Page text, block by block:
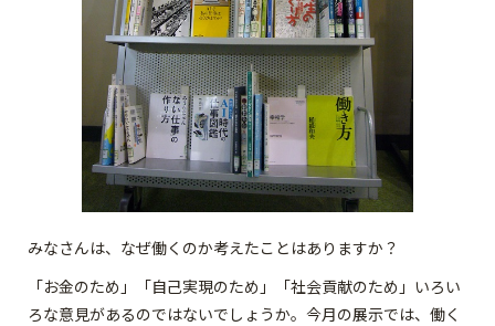
みなさんは、なぜ働くのか考えたことはありますか？
「お金のため」「自己実現のため」「社会貢献のため」いろい
ろな意見があるのではないでしょうか。今月の展示では、働く